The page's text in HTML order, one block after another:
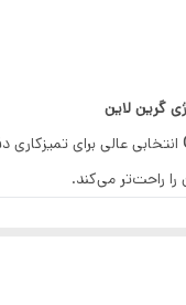
انتخابی عالی برای
را راحت‌تر می‌کند.
قرار می‌گیرد.